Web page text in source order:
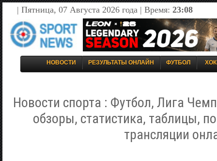
| Пятница, 07 Августа 2026 года | Время: 23:08
НОВОСТИ РЕЗУЛЬТАТЫ ОНЛАЙН ФУТБОЛ
Новости спорта : Футбол, Лига
обзоры, статистика, таблицы,
трансляции